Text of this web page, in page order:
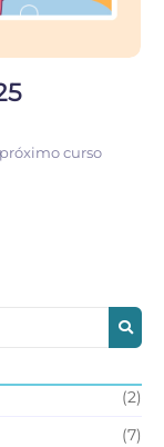
curso
(2)
(7)